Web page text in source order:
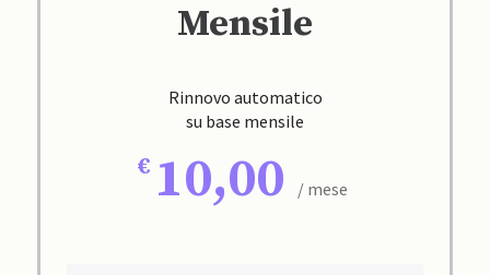
Mensile
Rinnovo automatico
su base mensile
10,00 / mese